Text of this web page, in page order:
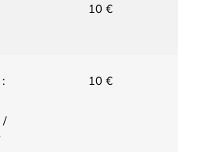
10 €
/
10 €